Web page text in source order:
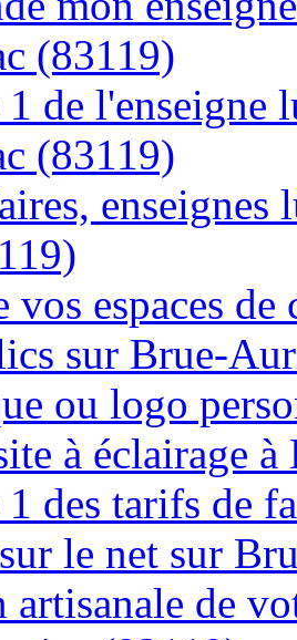
(83119)
de l'enseigne
(83119)
enseignes
vos espaces
sur Brue-
ou logo
à éclairage
des tarifs de
le net sur
de